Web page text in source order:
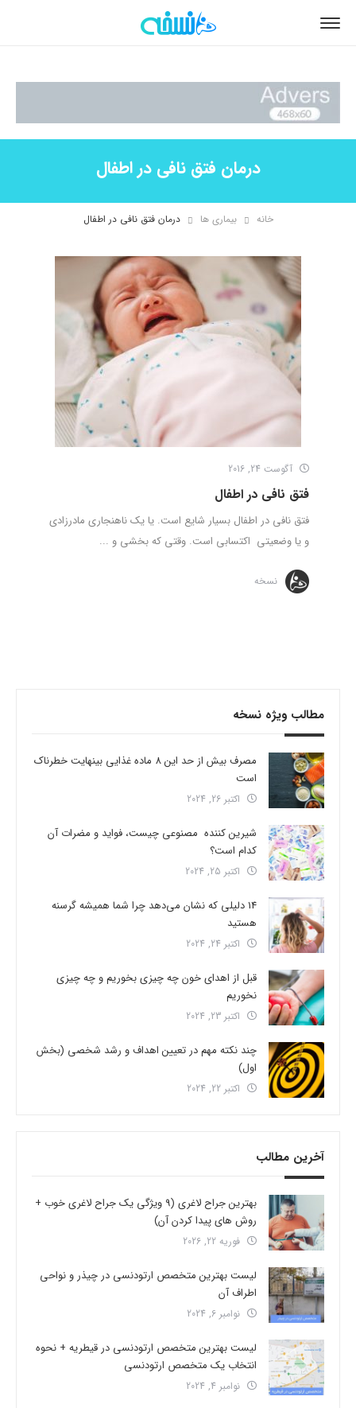
درمان فتق نافی در اطفال
خانه بیماری ها درمان فتق نافی در اطفال
آگوست 24, 2016
فتق نافی در اطفال
فتق نافی در اطفال بسیار شایع است. یا یک ناهنجاری مادرزادی
و یا وضعیتی اکتسابی است. وقتی که بخشی و ...
نسخه
مطالب ویژه نسخه
مصرف بیش از حد این 8 ماده غذایی بینهایت خطرناک
است
اکتبر 26, 2024
شیرین کننده مصنوعی چیست، فواید و مضرات آن
کدام است؟
اکتبر 25, 2024
14 دلیلی که نشان می‌دهد چرا شما همیشه گرسنه
هستید
اکتبر 24, 2024
قبل از اهدای خون چه چیزی بخوریم و چه چیزی
نخوریم
اکتبر 23, 2024
چند نکته مهم در تعیین اهداف و رشد شخصی (بخش
اول)
اکتبر 22, 2024
آخرین مطالب
بهترین جراح لاغری (9 ویژگی یک جراح لاغری خوب +
روش های پیدا کردن آن)
فوریه 22, 2026
لیست بهترین متخصص ارتودنسی در چیذر و نواحی
اطراف آن
نوامبر 6, 2024
لیست بهترین متخصص ارتودنسی در قیطریه + نحوه
انتخاب یک متخصص ارتودنسی
نوامبر 4, 2024